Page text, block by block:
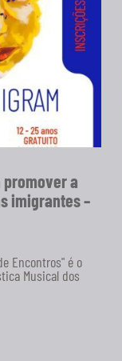
promover a
imigrantes –
Encontros" é o
Musical dos